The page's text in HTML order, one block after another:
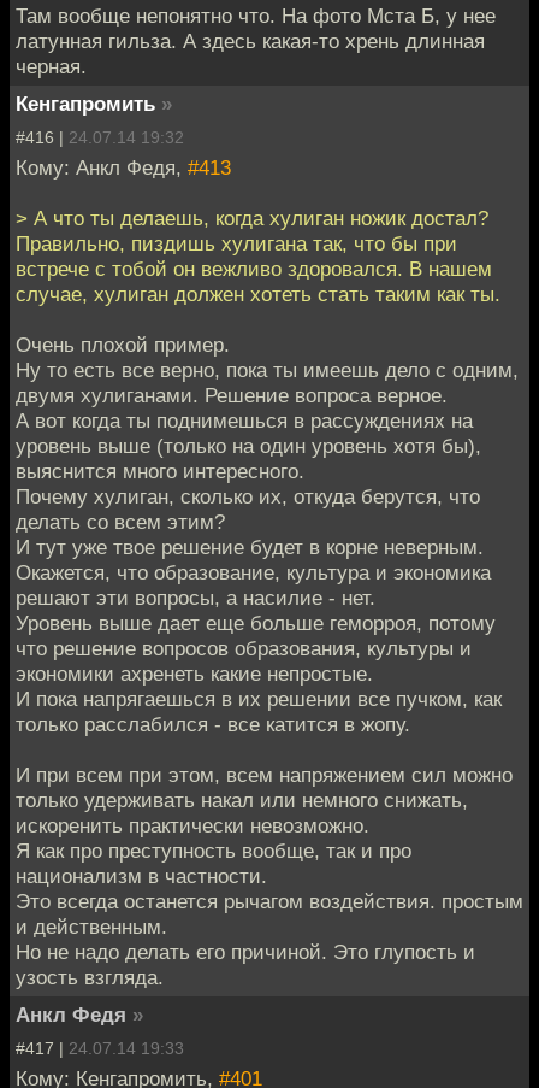
Там вообще непонятно что. На фото Мста Б, у нее
латунная гильза. А здесь какая-то хрень длинная
черная.
Кенгапромить »
#416 | 24.07.14 19:32
Кому: Анкл Федя, #413
> А что ты делаешь, когда хулиган ножик достал?
Правильно, пиздишь хулигана так, что бы при
встрече с тобой он вежливо здоровался. В нашем
случае, хулиган должен хотеть стать таким как ты.
Очень плохой пример.
Ну то есть все верно, пока ты имеешь дело с одним,
двумя хулиганами. Решение вопроса верное.
А вот когда ты поднимешься в рассуждениях на
уровень выше (только на один уровень хотя бы),
выяснится много интересного.
Почему хулиган, сколько их, откуда берутся, что
делать со всем этим?
И тут уже твое решение будет в корне неверным.
Окажется, что образование, культура и экономика
решают эти вопросы, а насилие - нет.
Уровень выше дает еще больше геморроя, потому
что решение вопросов образования, культуры и
экономики ахренеть какие непростые.
И пока напрягаешься в их решении все пучком, как
только расслабился - все катится в жопу.
И при всем при этом, всем напряжением сил можно
только удерживать накал или немного снижать,
искоренить практически невозможно.
Я как про преступность вообще, так и про
национализм в частности.
Это всегда останется рычагом воздействия. простым
и действенным.
Но не надо делать его причиной. Это глупость и
узость взгляда.
Анкл Федя »
#417 | 24.07.14 19:33
Кому: Кенгапромить, #401